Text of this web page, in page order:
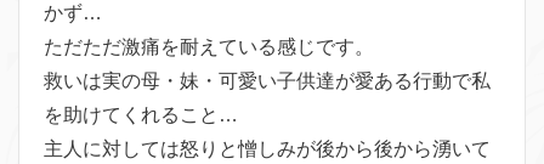
かず…
ただただ激痛を耐えている感じです。
救いは実の母・妹・可愛い子供達が愛ある行動で私
を助けてくれること…
主人に対しては怒りと憎しみが後から後から湧いて